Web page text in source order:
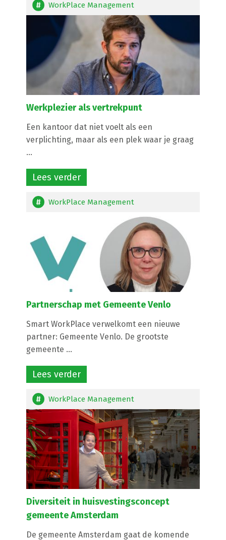
WorkPlace Management
Werkplezier als vertrekpunt
Een kantoor dat niet voelt als een
verplichting, maar als een plek waar je graag
...
Lees verder
WorkPlace Management
Partnerschap met Gemeente Venlo
Smart WorkPlace verwelkomt een nieuwe
partner: Gemeente Venlo. De grootste
gemeente ...
Lees verder
WorkPlace Management
Diversiteit in huisvestingsconcept
gemeente Amsterdam
De gemeente Amsterdam gaat de komende